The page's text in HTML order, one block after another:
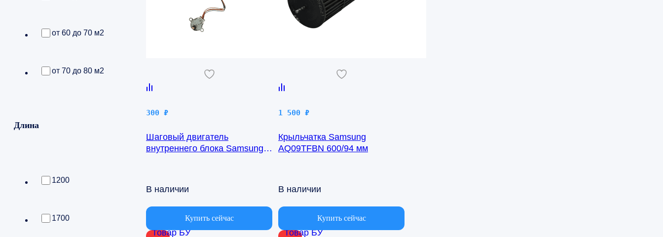
от 60 до 70 м2
от 70 до 80 м2
Длина
1200
1700
Товар БУ
300 ₽
Шаговый двигатель
внутреннего блока Samsung
В наличии
Купить сейчас
Товар БУ
1 500 ₽
Крыльчатка Samsung
AQ09TFBN 600/94 мм
В наличии
Купить сейчас